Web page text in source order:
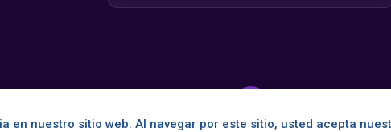
en nuestro sitio web. Al navegar por este sitio, usted acepta